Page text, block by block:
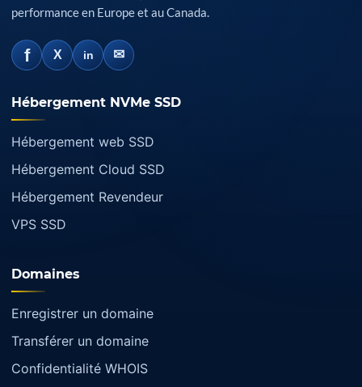
performance en Europe et au Canada.
f X in ✉
Hébergement NVMe SSD
Hébergement web SSD
Hébergement Cloud SSD
Hébergement Revendeur
VPS SSD
Domaines
Enregistrer un domaine
Transférer un domaine
Confidentialité WHOIS